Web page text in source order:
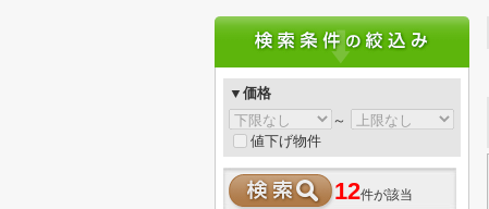
▼価格
～
値下げ物件
12件が該当